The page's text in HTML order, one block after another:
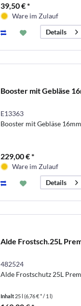
39,50 € *
Ware im Zulauf
Details
Booster mit Gebläse
E13363
Booster mit Gebläse
229,00 € *
Ware im Zulauf
Details
Alde Frostsch.25L
482524
Alde Frostschutz 25L
Inhalt 25 l (6,76 € * / 1 l)